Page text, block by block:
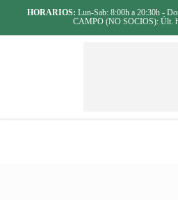
HORARIOS: Lun-Sab: 8:00h a 20:30h -
CAMPO (NO SOCIOS): Últ.